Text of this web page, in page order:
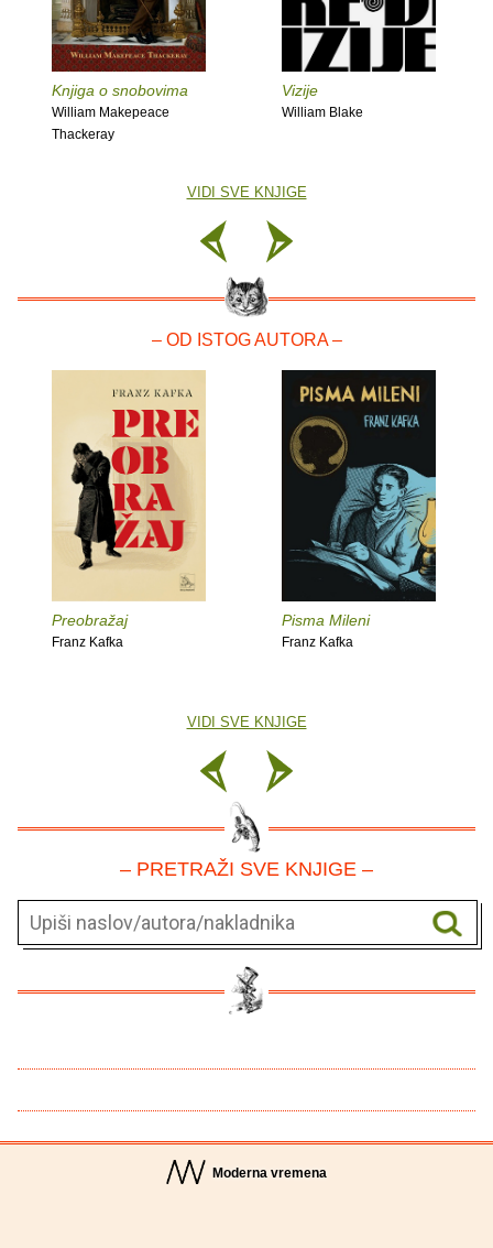
Knjiga o snobovima
William Makepeace
Thackeray
Vizije
William Blake
VIDI SVE KNJIGE
– OD ISTOG AUTORA –
Preobražaj
Franz Kafka
Pisma Mileni
Franz Kafka
VIDI SVE KNJIGE
– PRETRAŽI SVE KNJIGE –
Moderna vremena